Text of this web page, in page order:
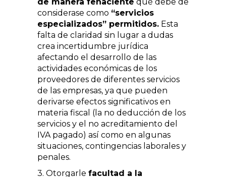
considerase como “servicios
especializados” permitidos. Esta
falta de claridad sin lugar a dudas
crea incertidumbre jurídica
afectando el desarrollo de las
actividades económicas de los
proveedores de diferentes servicios
de las empresas, ya que pueden
derivarse efectos significativos en
materia fiscal (la no deducción de los
servicios y el no acreditamiento del
IVA pagado) así como en algunas
situaciones, contingencias laborales y
penales.
3. Otorgarle facultad a la